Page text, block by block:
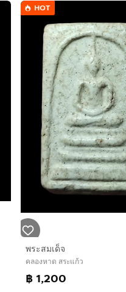
HOT
พระสมเด็จ
คลองหาด สระแก้ว
฿ 1,200